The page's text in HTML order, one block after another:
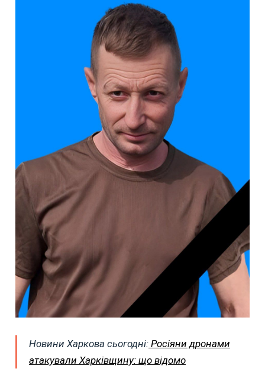
Новини Харкова сьогодні: Росіяни дронами
атакували Харківщину: що відомо